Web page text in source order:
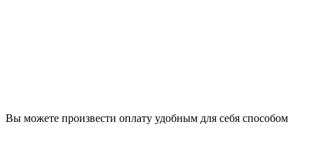
Вы можете произвести оплату удобным для себя способом